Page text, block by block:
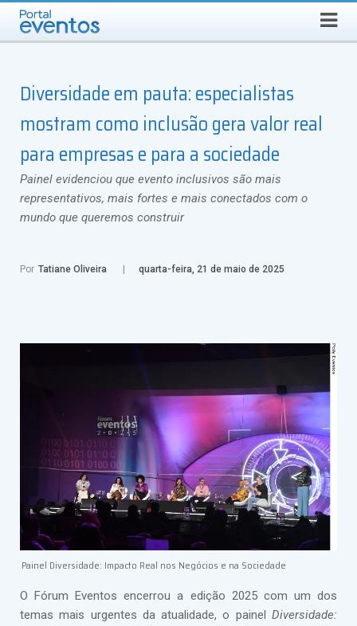
SEGUNDA-FEIRA, 10 DE AGOSTO DE 2026 Select Language ▼
Diversidade em pauta: especialistas
mostram como inclusão gera valor real
para empresas e para a sociedade
Painel evidenciou que evento inclusivos são mais
representativos, mais fortes e mais conectados com o
mundo que queremos construir
Por Tatiane Oliveira quarta-feira, 21 de maio de 2025
Painel Diversidade: Impacto Real nos Negócios e na Sociedade
O Fórum Eventos encerrou a edição 2025 com um dos
temas mais urgentes da atualidade, o painel Diversidade: